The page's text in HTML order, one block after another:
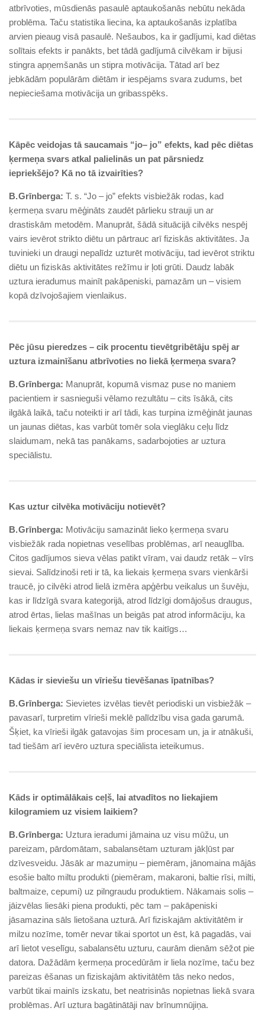
atbrīvoties, mūsdienās pasaulē aptaukošanās nebūtu nekāda
problēma. Taču statistika liecina, ka aptaukošanās izplatība
arvien pieaug visā pasaulē. Nešaubos, ka ir gadījumi, kad diētas
solītais efekts ir panākts, bet tādā gadījumā cilvēkam ir bijusi
stingra apņemšanās un stipra motivācija. Tātad arī bez
jebkādām populārām diētām ir iespējams svara zudums, bet
nepieciešama motivācija un gribasspēks.
Kāpēc veidojas tā saucamais “jo– jo” efekts, kad pēc diētas
ķermeņa svars atkal palielinās un pat pārsniedz
iepriekšējo? Kā no tā izvairīties?
B. Grīnberga: T. s. “Jo – jo” efekts visbiežāk rodas, kad
ķermeņa svaru mēģināts zaudēt pārlieku strauji un ar
drastiskām metodēm. Manuprāt, šādā situācijā cilvēks nespēj
vairs ievērot strikto diētu un pārtrauc arī fiziskās aktivitātes. Ja
tuvinieki un draugi nepalīdz uzturēt motivāciju, tad ievērot striktu
diētu un fiziskās aktivitātes režīmu ir ļoti grūti. Daudz labāk
uztura ieradumus mainīt pakāpeniski, pamazām un – visiem
kopā dzīvojošajiem vienlaikus.
Pēc jūsu pieredzes – cik procentu tievētgribētāju spēj ar
uztura izmainīšanu atbrīvoties no liekā ķermeņa svara?
B. Grīnberga: Manuprāt, kopumā vismaz puse no maniem
pacientiem ir sasnieguši vēlamo rezultātu – cits īsākā, cits
ilgākā laikā, taču noteikti ir arī tādi, kas turpina izmēģināt jaunas
un jaunas diētas, kas varbūt tomēr sola vieglāku ceļu līdz
slaidumam, nekā tas panākams, sadarbojoties ar uztura
speciālistu.
Kas uztur cilvēka motivāciju notievēt?
B. Grīnberga: Motivāciju samazināt lieko ķermeņa svaru
visbiežāk rada nopietnas veselības problēmas, arī neauglība.
Citos gadījumos sieva vēlas patikt vīram, vai daudz retāk – vīrs
sievai. Salīdzinoši reti ir tā, ka liekais ķermeņa svars vienkārši
traucē, jo cilvēki atrod lielā izmēra apģērbu veikalus un šuvēju,
kas ir līdzīgā svara kategorijā, atrod līdzīgi domājošus draugus,
atrod ērtas, lielas mašīnas un beigās pat atrod informāciju, ka
liekais ķermeņa svars nemaz nav tik kaitīgs…
Kādas ir sieviešu un vīriešu tievēšanas īpatnības?
B. Grīnberga: Sievietes izvēlas tievēt periodiski un visbiežāk –
pavasarī, turpretim vīrieši meklē palīdzību visa gada garumā.
Šķiet, ka vīrieši ilgāk gatavojas šim procesam un, ja ir atnākuši,
tad tiešām arī ievēro uztura speciālista ieteikumus.
Kāds ir optimālākais ceļš, lai atvadītos no liekajiem
kilogramiem uz visiem laikiem?
B. Grīnberga: Uztura ieradumi jāmaina uz visu mūžu, un
pareizam, pārdomātam, sabalansētam uzturam jākļūst par
dzīvesveidu. Jāsāk ar mazumiņu – piemēram, jānomaina mājās
esošie balto miltu produkti (piemēram, makaroni, baltie rīsi, milti,
baltmaize, cepumi) uz pilngraudu produktiem. Nākamais solis –
jāizvēlas liesāki piena produkti, pēc tam – pakāpeniski
jāsamazina sāls lietošana uzturā. Arī fiziskajām aktivitātēm ir
milzu nozīme, tomēr nevar tikai sportot un ēst, kā pagadās, vai
arī lietot veselīgu, sabalansētu uzturu, caurām dienām sēžot pie
datora. Dažādām ķermeņa procedūrām ir liela nozīme, taču bez
pareizas ēšanas un fiziskajām aktivitātēm tās neko nedos,
varbūt tikai mainīs izskatu, bet neatrisinās nopietnas liekā svara
problēmas. Arī uztura bagātinātāji nav brīnumnūjiņa.